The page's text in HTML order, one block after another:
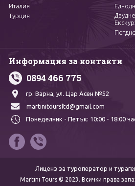
Италия
Турция
Информация за контакти
0894 466 775
гр. Варна, ул. Цар Асен №52
martinitoursltd@gmail.com
Понеделник - Петък: 10:00 - 18:00
Лиценз за туроператор и
Martini Tours © 2023. Всички права